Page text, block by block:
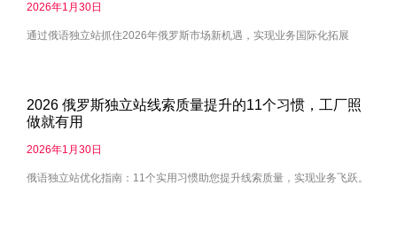
2026年1月30日
通过俄语独立站抓住2026年俄罗斯市场新机遇，实现业务国际化拓展
2026 俄罗斯独立站线索质量提升的11个习惯，工厂照
做就有用
2026年1月30日
俄语独立站优化指南：11个实用习惯助您提升线索质量，实现业务飞跃。